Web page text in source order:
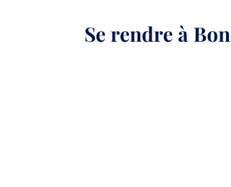
Se rendre à